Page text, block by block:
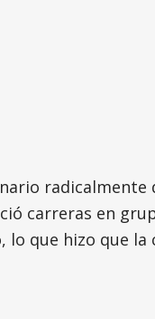
carreras en
que hizo que